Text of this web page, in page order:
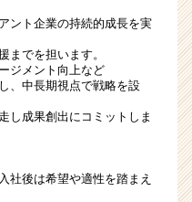
ント企業の持続的成長を実
までを担います。
ジメント向上など
、中長期視点で戦略を設
し成果創出にコミットしま
後は希望や適性を踏まえ